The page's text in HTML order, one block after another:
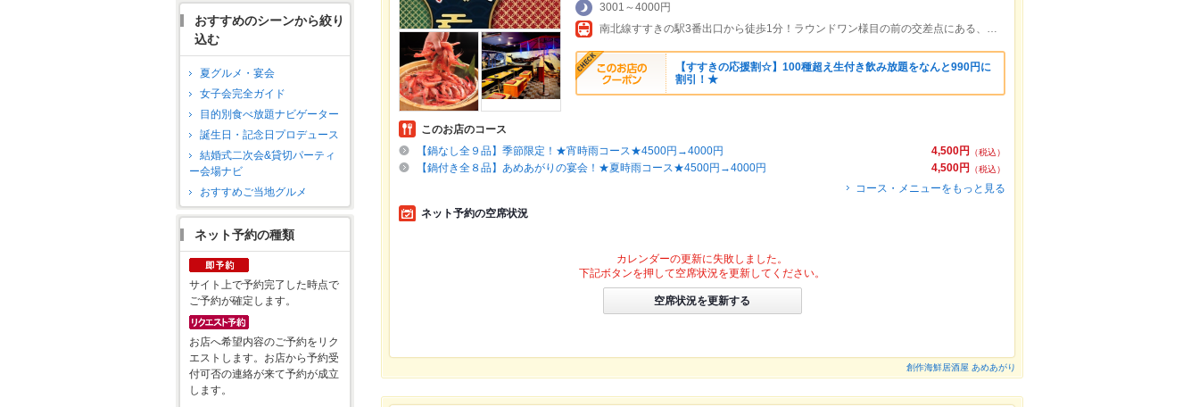
おすすめのシーンから絞り
込む
夏グルメ・宴会
女子会完全ガイド
目的別食べ放題ナビゲーター
誕生日・記念日プロデュース
結婚式二次会&貸切パーティ
ー会場ナビ
おすすめご当地グルメ
ネット予約の種類
サイト上で予約完了した時点で
ご予約が確定します。
お店へ希望内容のご予約をリク
エストします。お店から予約受
付可否の連絡が来て予約が成立
します。
3001～4000円
南北線すすきの駅3番出口から徒歩1分！ラウンドワン様目の前の交差点にある、ファミリーマート様のビルの３階です！
【すすきの応援割☆】100種超え生付き飲み放題をなんと990円に
割引！★
このお店のコース
4,500円
（税込）
【鍋なし全９品】季節限定！★宵時雨コース★4500円→4000円
4,500円
（税込）
【鍋付き全８品】あめあがりの宴会！★夏時雨コース★4500円→4000円
コース・メニューをもっと見る
ネット予約の空席状況
カレンダーの更新に失敗しました。
下記ボタンを押して空席状況を更新してください。
空席状況を更新する
創作海鮮居酒屋 あめあがり